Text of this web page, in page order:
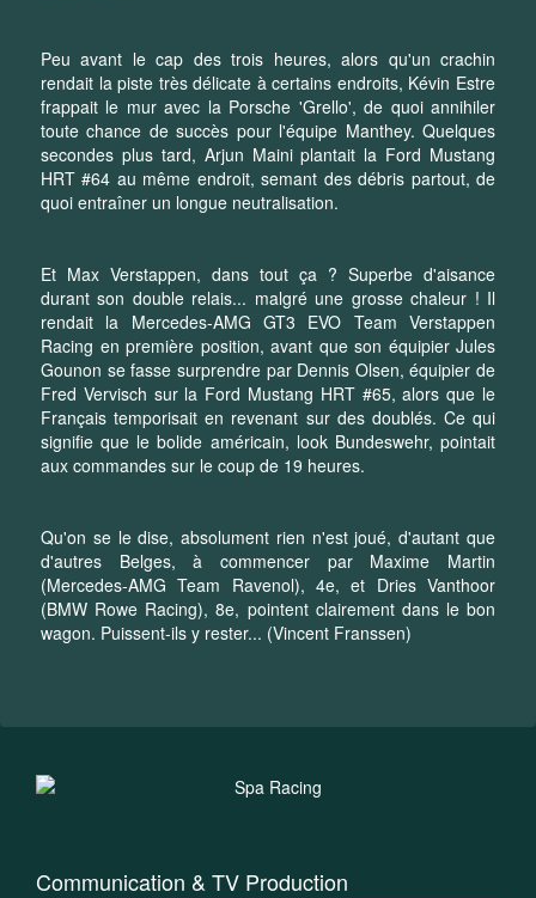
Peu avant le cap des trois heures, alors qu'un crachin
rendait la piste très délicate à certains endroits, Kévin Estre
frappait le mur avec la Porsche 'Grello', de quoi annihiler
toute chance de succès pour l'équipe Manthey. Quelques
secondes plus tard, Arjun Maini plantait la Ford Mustang
HRT #64 au même endroit, semant des débris partout, de
quoi entraîner un longue neutralisation.
Et Max Verstappen, dans tout ça ? Superbe d'aisance
durant son double relais... malgré une grosse chaleur ! Il
rendait la Mercedes-AMG GT3 EVO Team Verstappen
Racing en première position, avant que son équipier Jules
Gounon se fasse surprendre par Dennis Olsen, équipier de
Fred Vervisch sur la Ford Mustang HRT #65, alors que le
Français temporisait en revenant sur des doublés. Ce qui
signifie que le bolide américain, look Bundeswehr, pointait
aux commandes sur le coup de 19 heures.
Qu'on se le dise, absolument rien n'est joué, d'autant que
d'autres Belges, à commencer par Maxime Martin
(Mercedes-AMG Team Ravenol), 4e, et Dries Vanthoor
(BMW Rowe Racing), 8e, pointent clairement dans le bon
wagon. Puissent-ils y rester... (Vincent Franssen)
Communication & TV Production